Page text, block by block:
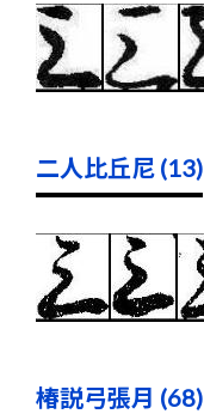
二人比丘尼 (13)
椿説弓張月 (68)